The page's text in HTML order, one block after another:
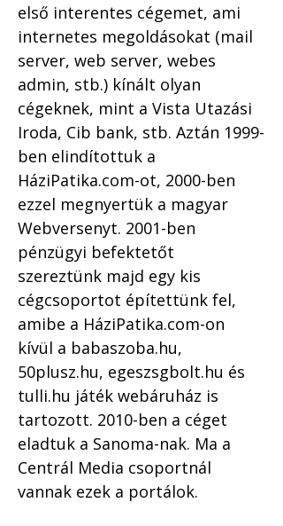
első interentes cégemet, ami
internetes megoldásokat (mail
server, web server, webes
admin, stb.) kínált olyan
cégeknek, mint a Vista Utazási
Iroda, Cib bank, stb. Aztán 1999-
ben elindítottuk a
HáziPatika.com-ot, 2000-ben
ezzel megnyertük a magyar
Webversenyt. 2001-ben
pénzügyi befektetőt
szereztünk majd egy kis
cégcsoportot építettünk fel,
amibe a HáziPatika.com-on
kívül a babaszoba.hu,
50plusz.hu, egeszsgbolt.hu és
tulli.hu játék webáruház is
tartozott. 2010-ben a céget
eladtuk a Sanoma-nak. Ma a
Centrál Media csoportnál
vannak ezek a portálok.